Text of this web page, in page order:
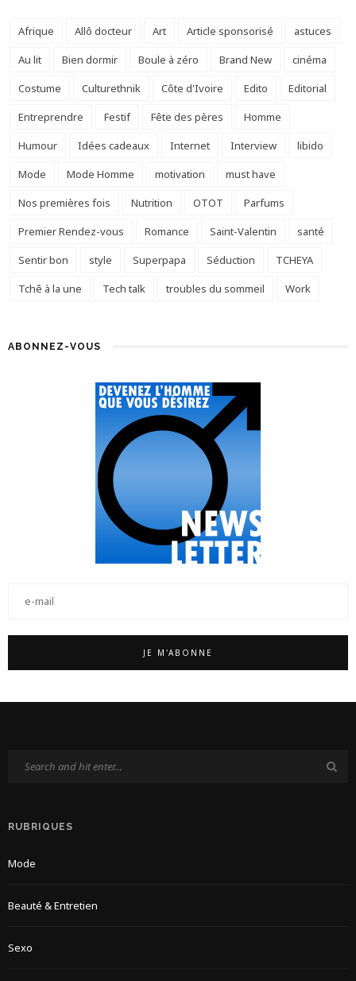
Afrique Allô docteur Art Article sponsorisé
astuces
Au lit
Bien dormir Boule à zéro Brand New
cinéma
Costume
Culturethnik Côte d'Ivoire Edito
Editorial
Entreprendre
Festif Fête des pères
Homme
Humour
Idées cadeaux Internet Interview
libido
Mode
Mode Homme motivation
must have
Nos premières fois
Nutrition OTOT
Parfums
Premier Rendez-vous
Romance Saint-Valentin
santé
Sentir bon
style Superpapa Séduction
TCHEYA
Tchê à la une
Tech talk troubles du sommeil Work
ABONNEZ-VOUS
RUBRIQUES
Mode
Beauté & Entretien
Sexo